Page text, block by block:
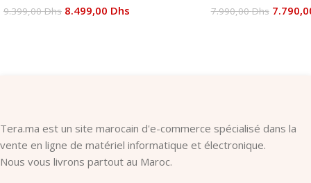
9.399,00Dhs 8.499,00 Dhs 7.990,00Dhs
Tera.ma est un site marocain d'e-commerce spécialisé dans la
vente en ligne de matériel informatique et électronique.
Nous vous livrons partout au Maroc.